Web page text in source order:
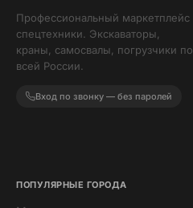
Профессиональный маркетплейс
спецтехники. Экскаваторы,
краны, самосвалы, погрузчики по
всей России.
Вход по звонку — без паролей
ПОПУЛЯРНЫЕ ГОРОДА